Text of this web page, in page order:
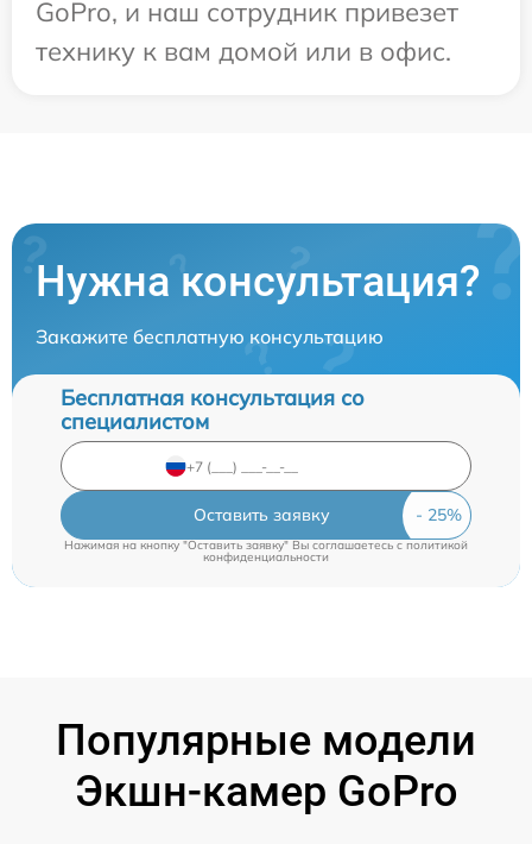
GoPro, и наш сотрудник привезет
технику к вам домой или в офис.
Нужна консультация?
Закажите бесплатную консультацию
Бесплатная консультация со
специалистом
Оставить заявку
Нажимая на кнопку "Оставить заявку" Вы соглашаетесь c политикой
конфиденциальности
Популярные модели
Экшн-камер GoPro